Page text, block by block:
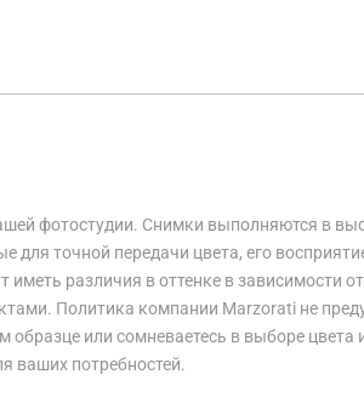
фотостудии. Снимки выполняются в
точной передачи цвета, его
различия в оттенке в зависимости
Политика компании Marzorati не
или сомневаетесь в выборе
ваших потребностей.